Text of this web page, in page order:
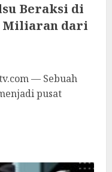
Beraksi di
Miliaran dari
— Sebuah
pusat